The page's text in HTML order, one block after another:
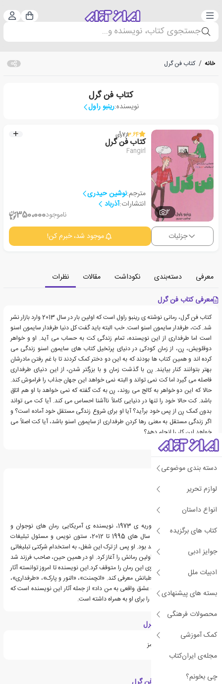
دسته‌بندی سبد
جستجوی کتاب، نویسنده و...
دسته بندی موضوعی
لوازم تحریر
انواع داستان
کتاب های برگزیده
جوایز ادبی
ادبیات ملل
بسته های پیشنهادی
محصولات فرهنگی
کمک آموزشی
مجله‌ی ایران‌کتاب
چی بخونم؟
خانه / کتاب فن گرل
کتاب فن گرل
نویسنده:رینبو راول
2
3.64از7رأی
کتاب فن گرل
Fangirl
مترجم:نوشین حیدری
انتشارات:آذرباد
ناموجود350،000
جزئیات موجود شد، خبرم کن!
معرفی دسته‌بندی نکوداشت مقالات
نظرات
معرفی کتاب فن گرل
کتاب فن گرل، رمانی نوشته ی رینبو راول است که اولین بار در سال 2013 وارد بازار نشر
شد. کت، طرفدار سایمون اسنو است. خب البته باید گفت کل دنیا طرفدار سایمون اسنو
است اما طرفداری از این نویسنده، تمام زندگی کت به حساب می آید. او و خواهر
دوقلویش، رِن، از زمان کودکی در دنیای پرتخیل کتاب های سایمون اسنو زندگی می
کرده اند و همین کتاب ها بودند که به این دو دختر کمک کردند تا با غم رفتن مادرشان
بهتر بتوانند کنار بیایند. رِن با گذشت زمان و با بزرگتر شدن، از این دنیای طرفداری
فاصله می گیرد اما کت نمی تواند و البته نمی خواهد این جهان جذاب را فراموش کند.
حالا که این دو خواهر به کالج می روند، رِن به کت گفته که نمی خواهد با او هم اتاق
باشد. کت حالا خود را تنها در دنیایی کاملاً ناآشنا احساس می کند. آیا کت می تواند
بدون کمک رِن از پس خود برآید؟ آیا او برای شروع زندگی مستقل خود آماده است؟ و
اگر زندگی مستقل به معنی رها کردن طرفداری از سایمون اسنو باشد، آیا کت اصلاً می
خواهد این کار را انجام دهد؟
رینبو راول، زاده ی 24 فوریه ی 1973، نویسنده ی آمریکایی رمان های نوجوان و
بزرگسال است. راول بین سال های 1995 تا 2012، ستون نویس و مسئول تبلیغات
روزنامه ی اوماها ورلد-هرالد بود. او پس از ترک این شغل، به استخدام شرکتی تبلیغاتی
درآمد و همزمان، نوشتن اولین رمانش را آغاز کرد. او در همین حین، صاحب فرزند شد
و به مدت دو سال کار بر روی این رمان را متوقف کرد.این نویسنده تا امروز توانسته آثار
قابل ملاحظه ای را به مخاطبانش معرفی کند. «اتچمنت»، «النور و پارک»، «طرفداری»،
«تلفن ثابت» و «چیزی که عشق واقعی به من داد» از جمله آثار این نویسنده است که
این روزها طرفداران زیادی را برای او به همراه داشته است.
ویژگی های کتاب فن گرل
پرفروش های نیویورک تایمز